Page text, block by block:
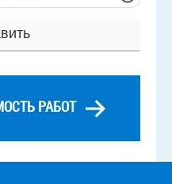
РАБОТ